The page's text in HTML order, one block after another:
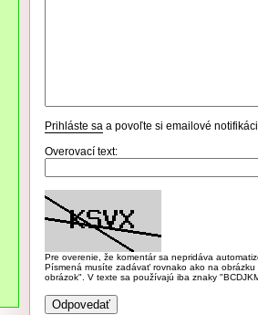
Prihláste sa a povoľte si emailové
Overovací text:
Pre overenie, že komentár sa nepridáva
Písmená musíte zadávať rovnako ako na
obrázok". V texte sa používajú iba znaky